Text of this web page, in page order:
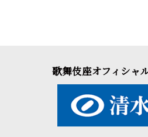
歌舞伎座オフィシャ